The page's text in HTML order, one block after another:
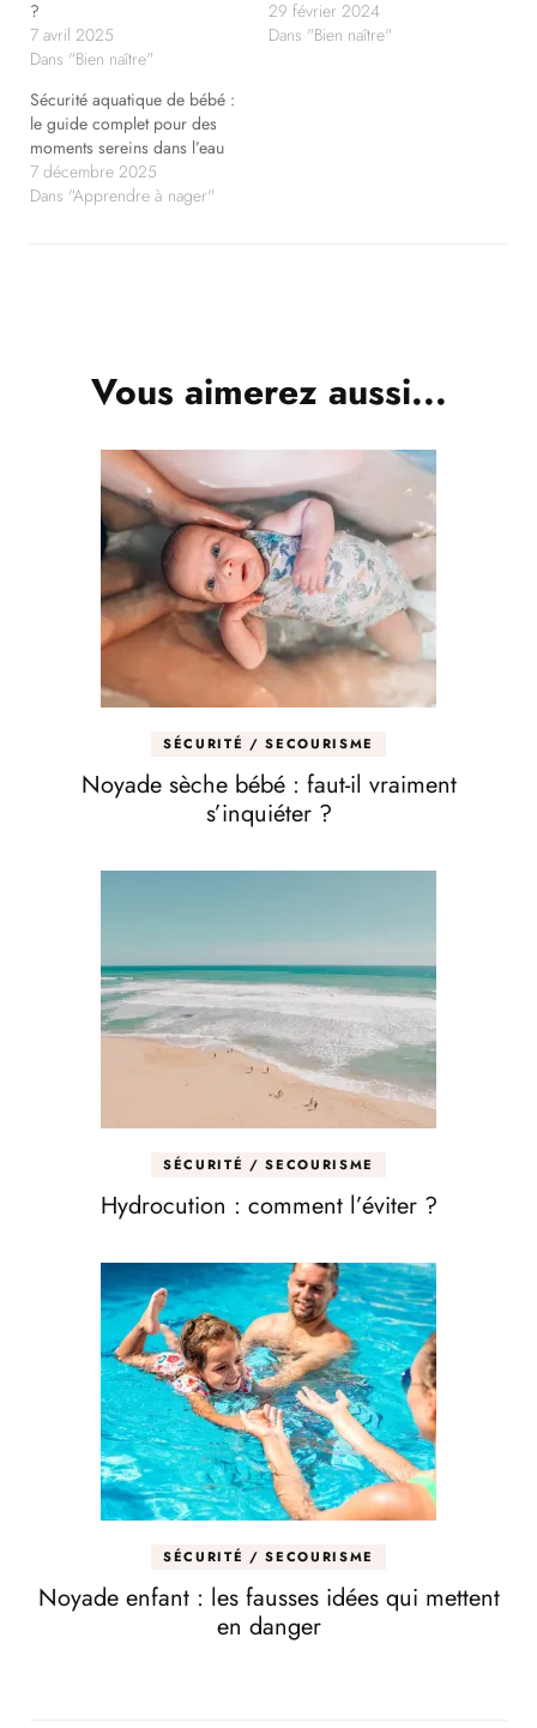
?
7 avril 2025
Dans "Bien naître"
29 février 2024
Dans "Bien naître"
Sécurité aquatique de bébé :
le guide complet pour des
moments sereins dans l’eau
7 décembre 2025
Dans "Apprendre à nager"
Vous aimerez aussi...
SÉCURITÉ / SECOURISME
Noyade sèche bébé : faut-il vraiment
s’inquiéter ?
SÉCURITÉ / SECOURISME
Hydrocution : comment l’éviter ?
SÉCURITÉ / SECOURISME
Noyade enfant : les fausses idées qui mettent
en danger